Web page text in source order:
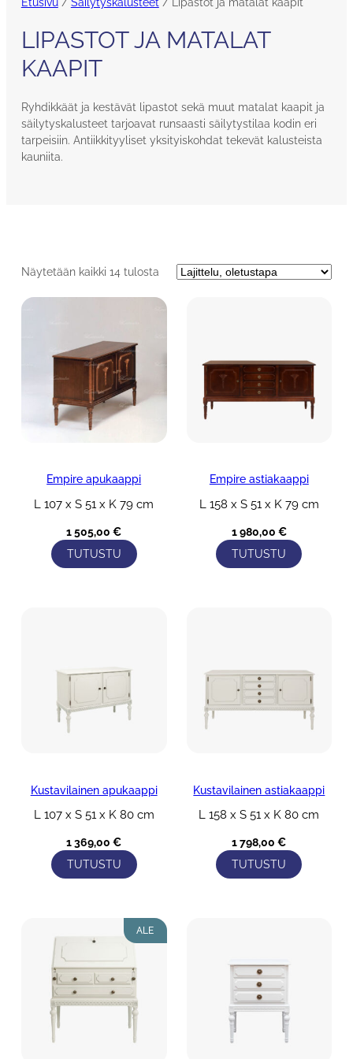
LIPASTOT JA MATALAT
KAAPIT
Ryhdikkäät ja kestävät lipastot sekä muut matalat kaapit ja
säilytyskalusteet tarjoavat runsaasti säilytystilaa kodin eri
tarpeisiin. Antiikkityyliset yksityiskohdat tekevät kalusteista
kauniita.
Näytetään kaikki 14 tulosta
Empire apukaappi
L 107 x S 51 x K 79 cm
1 505,00€
TUTUSTU
Empire astiakaappi
L 158 x S 51 x K 79 cm
1 980,00 €
TUTUSTU
Kustavilainen apukaappi
L 107 x S 51 x K 80 cm
1 369,00€
TUTUSTU
Kustavilainen astiakaappi
L 158 x S 51 x K 80 cm
1 798,00€
TUTUSTU